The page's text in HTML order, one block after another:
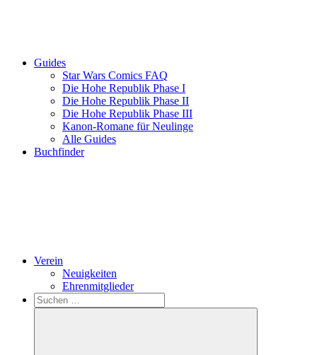
Guides
Star Wars Comics FAQ
Die Hohe Republik Phase I
Die Hohe Republik Phase II
Die Hohe Republik Phase III
Kanon-Romane für Neulinge
Alle Guides
Buchfinder
Verein
Neuigkeiten
Ehrenmitglieder
Search
Suchen
nach: